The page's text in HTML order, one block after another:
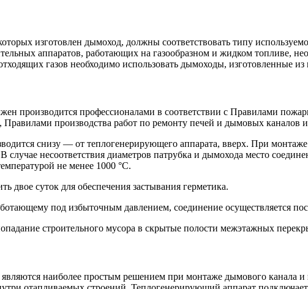
изготовлен дымоход, должны соответствовать типу
аппаратов, работающих на газообразном и жидком топливе,
газов необходимо использовать дымоходы, изготовленные
производится профессионалами в соответствии с Правилами
производства работ по ремонту печей и дымовых каналов
снизу — от теплогенерирующего аппарата, вверх. При
случае несоответствия диаметров патрубка и дымохода место
не менее 1000 °С.
двое суток для обеспечения застывания герметика.
под избыточным давлением, соединение осуществляется
строительного мусора в скрытые полости межэтажных
наиболее простым решением при монтаже дымового канала